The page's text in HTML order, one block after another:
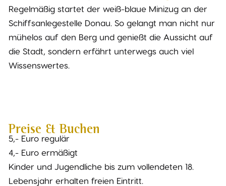
Regelmäßig startet der weiß-blaue Minizug an der
Schiffsanlegestelle Donau. So gelangt man nicht nur
mühelos auf den Berg und genießt die Aussicht auf
die Stadt, sondern erfährt unterwegs auch viel
Wissenswertes.
Preise & Buchen
5,- Euro regulär
4,- Euro ermäßigt
Kinder und Jugendliche bis zum vollendeten 18.
Lebensjahr erhalten freien Eintritt.